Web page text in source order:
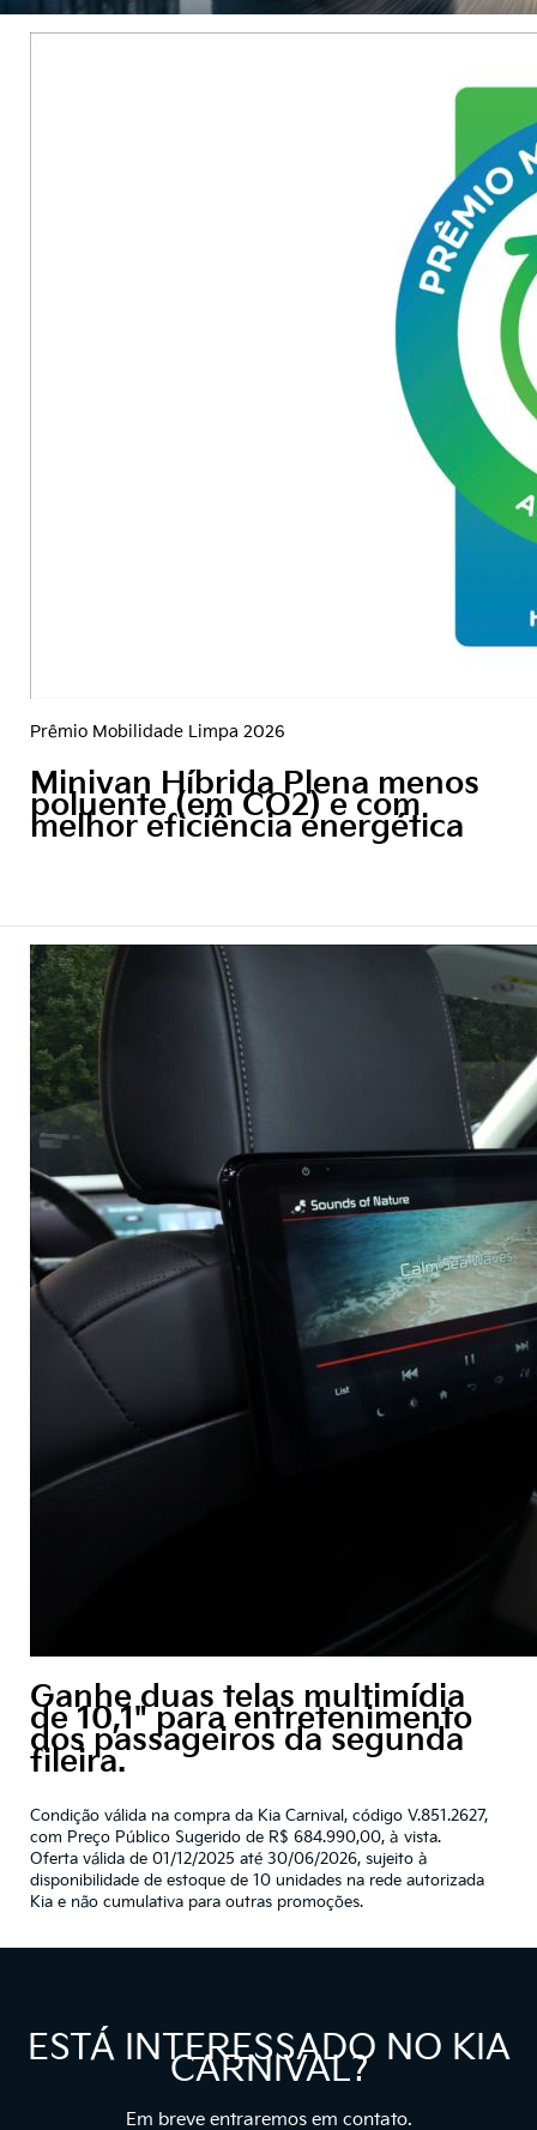
Prêmio Mobilidade Limpa 2026
Minivan Híbrida Plena menos
poluente (em CO2) e com
melhor eficiência energética
Ganhe duas telas multimídia
de 10,1" para entretenimento
dos passageiros da segunda
fileira.
Condição válida na compra da Kia Carnival, código V.851.2627,
com Preço Público Sugerido de R$ 684.990,00, à vista.
Oferta válida de 01/12/2025 até 30/06/2026, sujeito à
disponibilidade de estoque de 10 unidades na rede autorizada
Kia e não cumulativa para outras promoções.
ESTÁ INTERESSADO NO KIA
CARNIVAL?
Em breve entraremos em contato.